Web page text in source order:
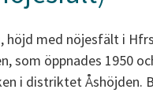
höjd med nöjesfält i
som öppnades 1950
i distriktet Åshöjden.